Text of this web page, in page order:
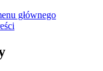
głównego